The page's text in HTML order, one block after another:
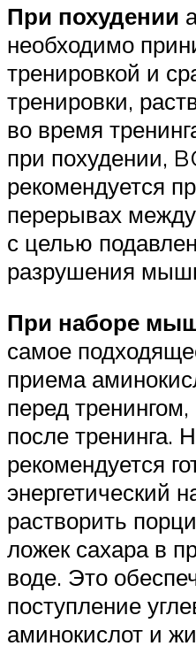
При похудении
необходимо
тренировкой и
тренировки,
во время
при похудении,
рекомендуется
перерывах
с целью
разрушения
При наборе
самое
приема
перед
после тренинга.
рекомендуется
энергетический
растворить
ложек сахара в
воде. Это
поступление
аминокислот и